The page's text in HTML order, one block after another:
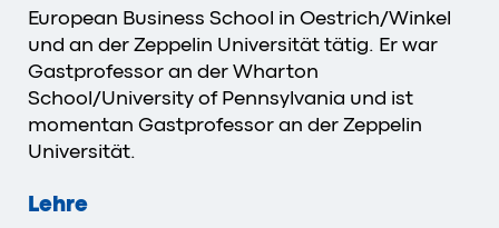
European Business School in Oestrich/Winkel
und an der Zeppelin Universität tätig. Er war
Gastprofessor an der Wharton
School/University of Pennsylvania und ist
momentan Gastprofessor an der Zeppelin
Universität.
Lehre